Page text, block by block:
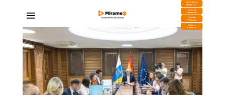
DESCARGA
MIRAPLAY
Buzón de
Sugerencias
Contratar
Publicidad
Contacto
Comercial